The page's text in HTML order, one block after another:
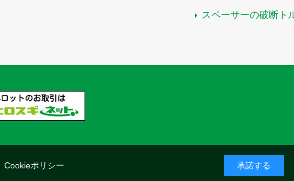
スペーサーの破断ト
Cookieポリシー 承諾する